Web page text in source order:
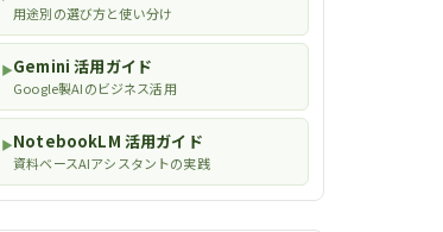
用途別の選び方と使い分け
▶Gemini 活用ガイド
Google製AIのビジネス活用
▶NotebookLM 活用ガイド
資料ベースAIアシスタントの実践